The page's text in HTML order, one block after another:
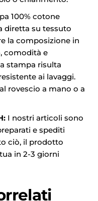
100% cotone
diretta su tessuto
la composizione in
comodità e
stampa risulta
ai lavaggi.
rovescio a mano o a
I nostri articoli sono
e spediti
ciò, il prodotto
in 2-3 giorni